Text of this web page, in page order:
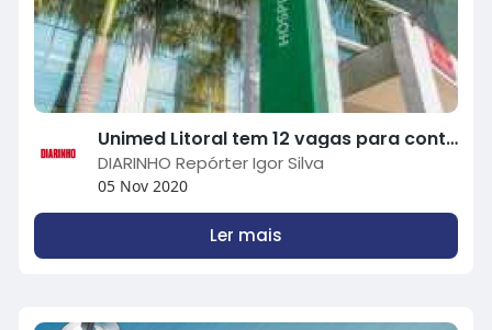
Unimed Litoral tem 12 vagas para contratação imediata
DIARINHO Repórter Igor Silva
05 Nov 2020
Ler mais